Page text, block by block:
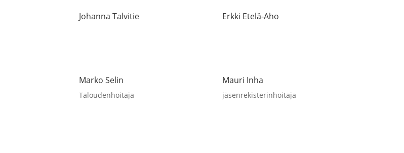
Johanna Talvitie Erkki Etelä-Aho
Marko Selin
Taloudenhoitaja
Mauri Inha
jäsenrekisterinhoitaja